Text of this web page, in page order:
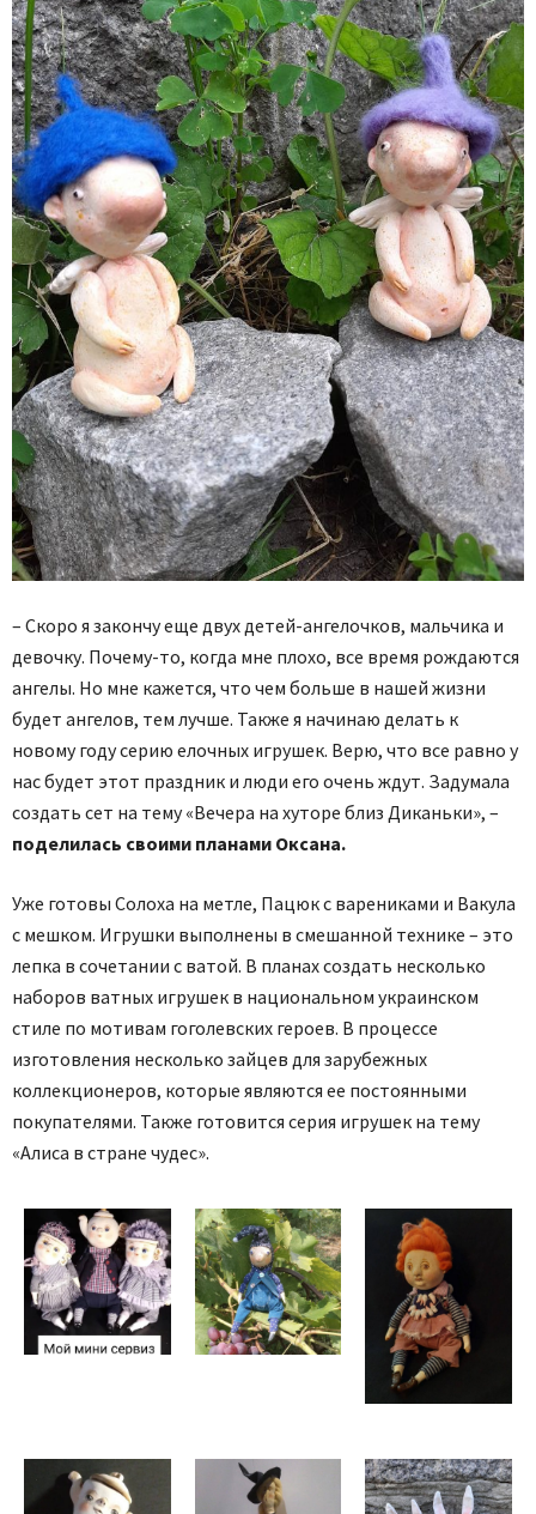
– Скоро я закончу еще двух детей-ангелочков, мальчика и
девочку. Почему-то, когда мне плохо, все время рождаются
ангелы. Но мне кажется, что чем больше в нашей жизни
будет ангелов, тем лучше. Также я начинаю делать к
новому году серию елочных игрушек. Верю, что все равно у
нас будет этот праздник и люди его очень ждут. Задумала
создать сет на тему «Вечера на хуторе близ Диканьки», –
поделилась своими планами Оксана.
Уже готовы Солоха на метле, Пацюк с варениками и Вакула
с мешком. Игрушки выполнены в смешанной технике – это
лепка в сочетании с ватой. В планах создать несколько
наборов ватных игрушек в национальном украинском
стиле по мотивам гоголевских героев. В процессе
изготовления несколько зайцев для зарубежных
коллекционеров, которые являются ее постоянными
покупателями. Также готовится серия игрушек на тему
«Алиса в стране чудес».